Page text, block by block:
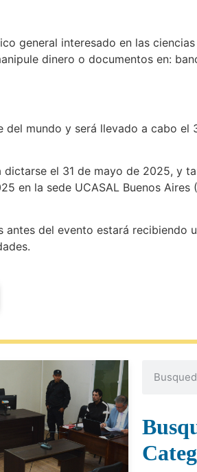
general interesado en las
dinero o documentos en:
mundo y será llevado a cabo el
el 31 de mayo de 2025, y
en la sede UCASAL Buenos Aires
del evento estará recibiendo